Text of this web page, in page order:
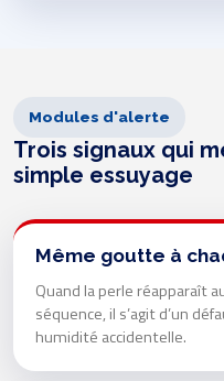
Modules d'alerte
Trois signaux qui
simple essuyage
Même goutte à
Quand la perle réapparaît
séquence, il s’agit d’un
humidité accidentelle.